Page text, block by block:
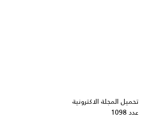
تحميل المجلة الاكترونية
عدد 1098